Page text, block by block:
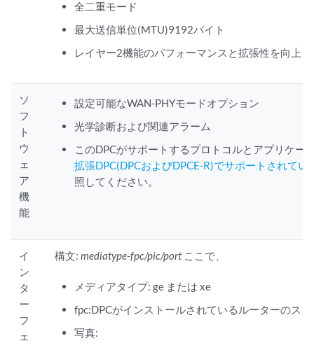
全二重モード
最大送信単位(MTU)9192バイト
レイヤー2機能のパフォーマンスと拡張性を向上
ソ
フ
ト
ウ
ェ
ア
機
能
設定可能なWAN-PHYモードオプション
光学診断および関連アラーム
このDPCがサポートするプロトコルとアプリケー
拡張DPC(DPCおよびDPCE-R)でサポートされて
照してください。
イ
ン
タ
ー
フ
ェ
構文:mediatype-fpc/pic/portここで、
メディアタイプ: ge または xe
fpc:DPCがインストールされているルーターのス
写真: